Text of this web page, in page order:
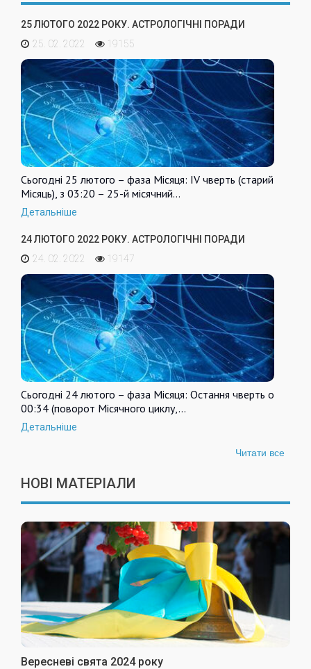
25 ЛЮТОГО 2022 РОКУ. АСТРОЛОГІЧНІ ПОРАДИ
25. 02. 2022
19155
Сьогодні 25 лютого – фаза Місяця: IV чверть (старий
Місяць), з 03:20 – 25-й місячний…
Детальніше
24 ЛЮТОГО 2022 РОКУ. АСТРОЛОГІЧНІ ПОРАДИ
24. 02. 2022
19147
Сьогодні 24 лютого – фаза Місяця: Остання чверть о
00:34 (поворот Місячного циклу,…
Детальніше
Читати все
НОВІ МАТЕРІАЛИ
Вересневі свята 2024 року